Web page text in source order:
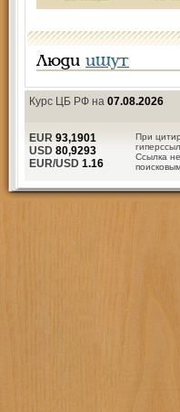
Люди ищут
Курс ЦБ РФ на 07.08.2026
При
Ссылка
EUR 93,1901
USD 80,9293
EUR/USD 1.16